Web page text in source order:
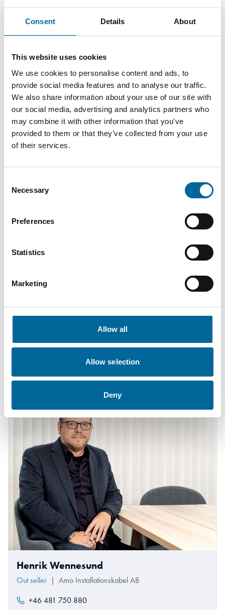
Consent Details About
This website uses cookies
We use cookies to personalise content and ads, to
provide social media features and to analyse our traffic.
We also share information about your use of our site with
our social media, advertising and analytics partners who
may combine it with other information that you’ve
provided to them or that they’ve collected from your use
of their services.
Selection
Necessary
Preferences
Statistics
Marketing
Allow all
Allow selection
Deny
Therese Gill
Sales Manager/Finance | Amo Installationskabel AB
+46 481 750 820
therese.gill@amokabel.com
Salesperson / KAM | Amo Installationskabel AB
+46 481 750 883
krister.turesson@amokabel.com
Henrik Wennesund
Out seller | Amo Installationskabel AB
+46 481 750 880